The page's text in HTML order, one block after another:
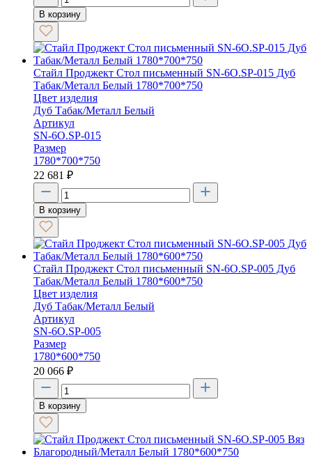
В корзину
Стайл Проджект Стол письменный SN-6O.SP-015 Дуб
Табак/Металл Белый 1780*700*750
Цвет изделия
Дуб Табак/Металл Белый
Артикул
SN-6O.SP-015
Размер
1780*700*750
22 681 ₽
В корзину
Стайл Проджект Стол письменный SN-6O.SP-005 Дуб
Табак/Металл Белый 1780*600*750
Цвет изделия
Дуб Табак/Металл Белый
Артикул
SN-6O.SP-005
Размер
1780*600*750
20 066 ₽
В корзину